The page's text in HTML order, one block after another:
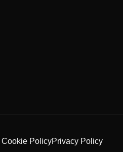
Cookie PolicyPrivacy Policy